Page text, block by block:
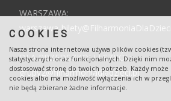
COOKIES
Nasza strona internetowa używa plików cookies
statystycznych oraz funkcjonalnych. Dzięki nim
dostosować stronę do twoich potrzeb. Każdy
cookies albo ma możliwość wyłączenia ich w
nie będą zbierane żadne informacje.
WARSZAWA:
warszawa-
DLA PRZEDSZKOLI I SZKÓŁ:
grupy2@filharmoniadladzieci.pl